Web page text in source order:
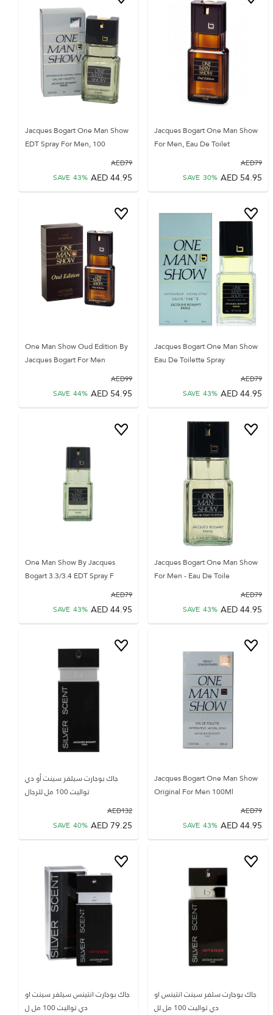
Jacques Bogart One Man Show
For Men, Eau De Toilet
79
AED
54.95
AED
SAVE 30%
Jacques Bogart One Man Show
EDT Spray For Men, 100
79
AED
44.95
AED
SAVE 43%
Jacques Bogart One Man Show
Eau De Toilette Spray
79
AED
44.95
AED
SAVE 43%
One Man Show Oud Edition By
Jacques Bogart For Men
99
AED
54.95
AED
SAVE 44%
Jacques Bogart One Man Show
For Men - Eau De Toile
79
AED
44.95
AED
SAVE 43%
One Man Show By Jacques
Bogart 3.3/3.4 EDT Spray F
79
AED
44.95
AED
SAVE 43%
Jacques Bogart One Man Show
Original For Men 100Ml
79
AED
44.95
AED
SAVE 43%
جاك بوجارت سيلفر سينت أو دي
تواليت 100 مل للرجال
132
AED
79.25
AED
SAVE 40%
جاك بوجارت سلفر سينت انتينس او
دي تواليت 100 مل لل
جاك بوجارت انتينس سيلفر سينت او
دي تواليت 100 مل ل